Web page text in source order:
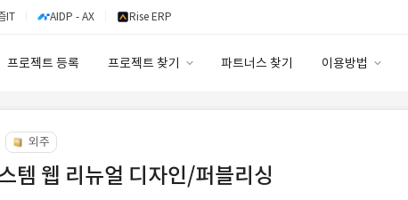
IT AIDP - AX Rise ERP
프로젝트 등록 프로젝트 찾기 파트너스 찾기 이용방법
외주
템 웹 리뉴얼 디자인/퍼블리싱